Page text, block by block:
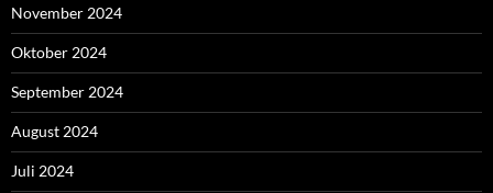
November 2024
Oktober 2024
September 2024
August 2024
Juli 2024